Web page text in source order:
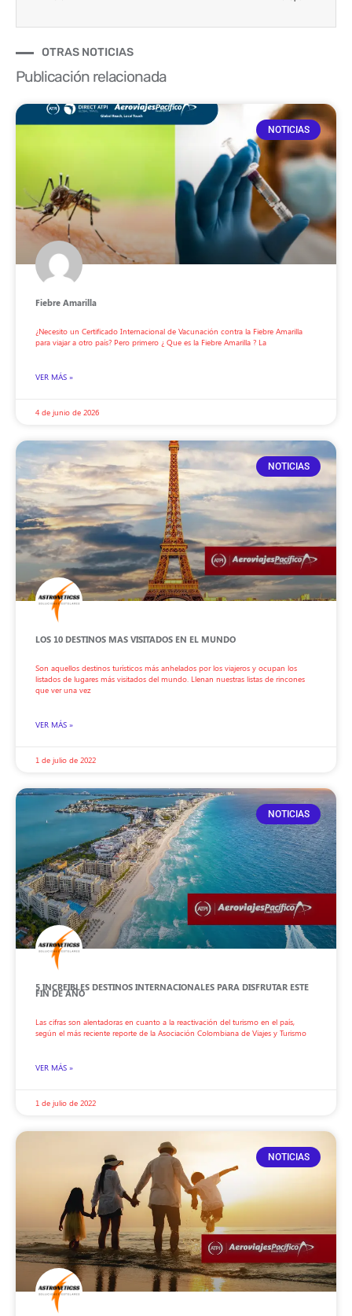
OTRAS NOTICIAS
Publicación relacionada
NOTICIAS
Fiebre Amarilla
¿Necesito un Certificado Internacional de Vacunación contra la Fiebre Amarilla
para viajar a otro país? Pero primero ¿ Que es la Fiebre Amarilla ? La
VER MÁS »
4 de junio de 2026
NOTICIAS
LOS 10 DESTINOS MAS VISITADOS EN EL MUNDO
Son aquellos destinos turísticos más anhelados por los viajeros y ocupan los
listados de lugares más visitados del mundo. Llenan nuestras listas de rincones
que ver una vez
VER MÁS »
1 de julio de 2022
NOTICIAS
5 INCREIBLES DESTINOS INTERNACIONALES PARA DISFRUTAR ESTE
FIN DE AÑO
Las cifras son alentadoras en cuanto a la reactivación del turismo en el país,
según el más reciente reporte de la Asociación Colombiana de Viajes y Turismo
VER MÁS »
1 de julio de 2022
NOTICIAS